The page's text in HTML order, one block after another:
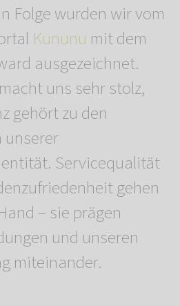
Folge wurden wir vom
Kununu mit dem
ausgezeichnet.
uns sehr stolz,
gehört zu den
unserer
Servicequalität
gehen
– sie prägen
und unseren
miteinander.